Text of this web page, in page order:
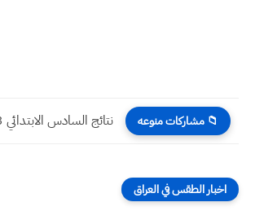
📁 مشاركات منوعه
اخبار الطقس في العراق